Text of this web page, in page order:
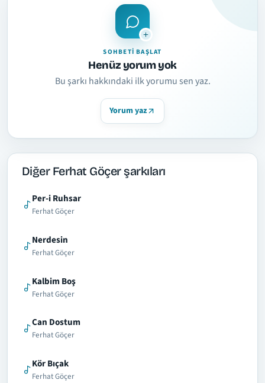
SOHBETI BAŞLAT
Henüz yorum yok
Bu şarkı hakkındaki ilk yorumu sen yaz.
Yorum yaz
Diğer Ferhat Göçer şarkıları
Per-i Ruhsar
Ferhat Göçer
Nerdesin
Ferhat Göçer
Kalbim Boş
Ferhat Göçer
Can Dostum
Ferhat Göçer
Kör Bıçak
Ferhat Göçer